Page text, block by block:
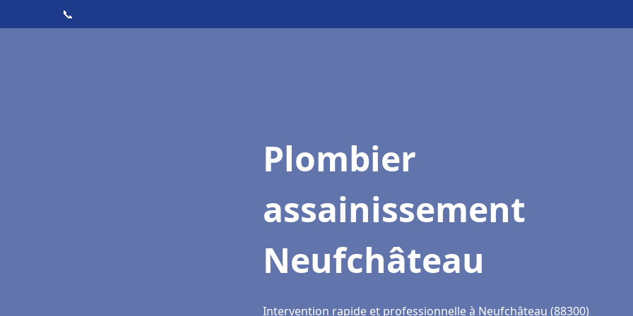
📞
Plombier
assainissement
Neufchâteau
Intervention rapide et professionnelle à Neufchâteau (88300)